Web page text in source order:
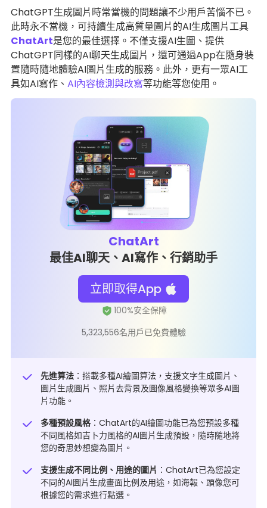
ChatGPT生成圖片時常當機的問題讓不少用戶苦惱不已。
此時永不當機，可持續生成高質量圖片的AI生成圖片工具
ChatArt是您的最佳選擇。不僅支援AI生圖、提供
ChatGPT同樣的AI聊天生成圖片，還可通過App在隨身裝
置隨時隨地體驗AI圖片生成的服務。此外，更有一眾AI工
具如AI寫作、 AI內容檢測與改寫等功能等您使用。
ChatArt
最佳AI聊天、AI寫作、行銷助手
立即取得App
5,323,556名用戶已免費體驗
先進算法 ：搭載多種AI繪圖算法，支援文字生成圖片、
圖片生成圖片、照片去背景及圖像風格變換等眾多AI圖
片功能。
多種預設風格：ChatArt的AI繪圖功能已為您預設多種
不同風格如吉卜力風格的AI圖片生成預設，隨時隨地將
您的奇思妙想變為圖片。
支援生成不同比例、用途的圖片 ：ChatArt已為您設定
不同的AI圖片生成畫面比例及用途，如海報 、頭像您可
根據您的需求進行點選。